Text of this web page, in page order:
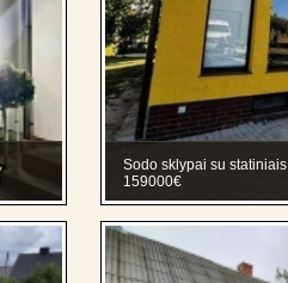
Sodo sklypai su statiniais
159000€